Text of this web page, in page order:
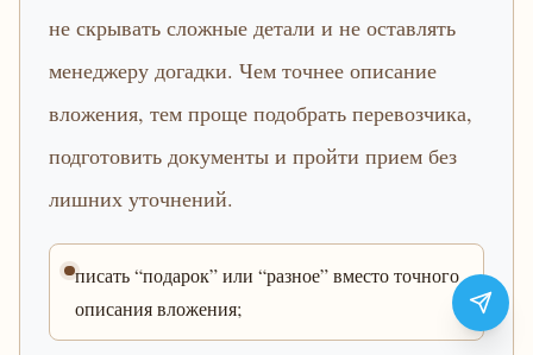
не скрывать сложные детали и не оставлять
менеджеру догадки. Чем точнее описание
вложения, тем проще подобрать перевозчика,
подготовить документы и пройти прием без
лишних уточнений.
писать “подарок” или “разное” вместо точного
описания вложения;